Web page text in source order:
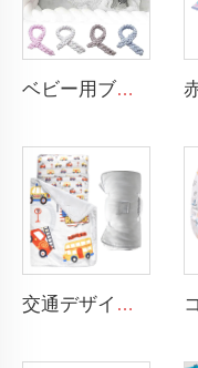
ベビー用ブレイド加工されたクレードバンパー ノット付きプラッシュ ソフトなトドラー用ベビースリープネスト ブレイドクレードバンパー ニューボーン用
交通デザイン 大型ロール式昼寝マット 幼児用昼寝マット 取り外し可能な枕とブランケット付き